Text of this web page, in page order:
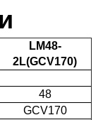
LM48-
2L(GCV170)
48
GCV170